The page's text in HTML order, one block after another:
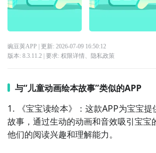
豌豆荚APP | 更新: 2026-07-09 16:50:12
版本: 8.3.11.2| 要求: 权限详情、 隐私政策
与“儿童动画绘本故事”类似的APP
1. 《宝宝读绘本》：这款APP为宝宝提
故事，通过生动的动画和音效吸引宝宝
他们的阅读兴趣和理解能力。